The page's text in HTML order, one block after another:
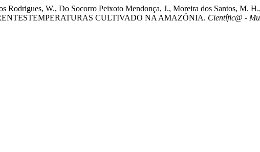
Rodrigues, W., Do Socorro Peixoto Mendonça, J., Moreira dos Santos,
CULTIVADO NA AMAZÔNIA. Científic@ -